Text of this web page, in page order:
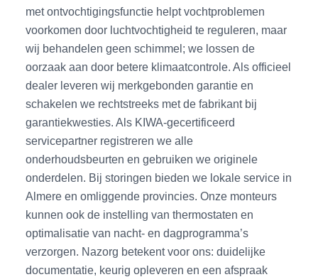
met ontvochtigingsfunctie helpt vochtproblemen
voorkomen door luchtvochtigheid te reguleren, maar
wij behandelen geen schimmel; we lossen de
oorzaak aan door betere klimaatcontrole. Als officieel
dealer leveren wij merkgebonden garantie en
schakelen we rechtstreeks met de fabrikant bij
garantiekwesties. Als KIWA-gecertificeerd
servicepartner registreren we alle
onderhoudsbeurten en gebruiken we originele
onderdelen. Bij storingen bieden we lokale service in
Almere en omliggende provincies. Onze monteurs
kunnen ook de instelling van thermostaten en
optimalisatie van nacht- en dagprogramma’s
verzorgen. Nazorg betekent voor ons: duidelijke
documentatie, keurig opleveren en een afspraak